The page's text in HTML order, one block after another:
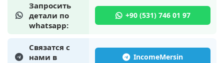
Запросить
детали по
whatsapp:
Связатся с
нами в